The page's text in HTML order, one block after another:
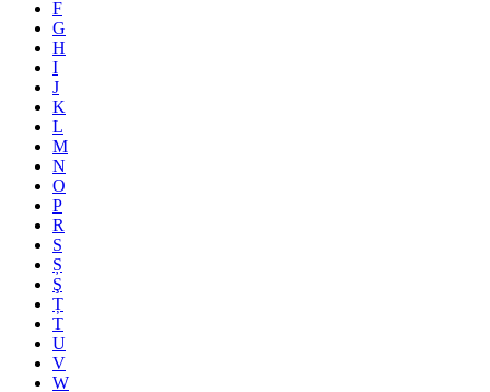
F
G
H
I
J
K
L
M
N
O
P
R
S
Ș
Ş
Ț
T
U
V
W